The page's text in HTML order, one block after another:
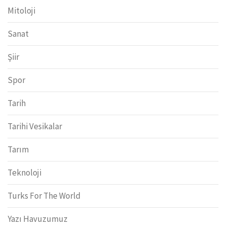
Mitoloji
Sanat
Şiir
Spor
Tarih
Tarihi Vesikalar
Tarım
Teknoloji
Turks For The World
Yazı Havuzumuz